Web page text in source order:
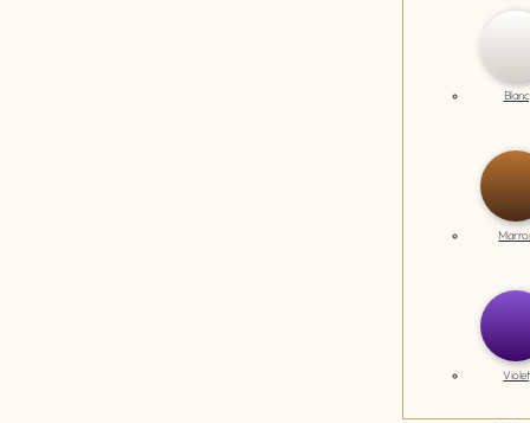
Blanc
Violet